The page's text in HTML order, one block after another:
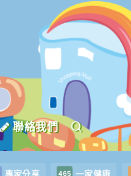
聯絡我們
465